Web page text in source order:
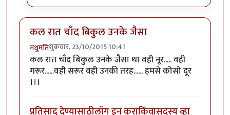
कल रात चाँद बिकुल उनके जैसा
मधुमतिशुक्रवार, 23/10/2015 10:41
कल रात चाँद बिकुल उनके जैसा था वही नूर..... वही
गरूर......वही सरूर वही उनकी तरह...... हमसे कोसो दूर
।।।
प्रतिसाद देण्यासाठीलॉग इन कराकिंवासदस्य व्हा